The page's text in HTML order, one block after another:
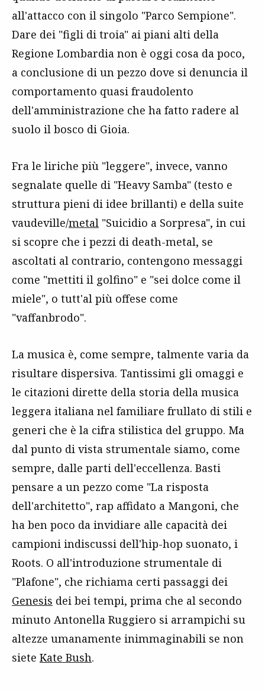
all'attacco con il singolo "Parco Sempione".
Dare dei "figli di troia" ai piani alti della
Regione Lombardia non è oggi cosa da poco,
a conclusione di un pezzo dove si denuncia il
comportamento quasi fraudolento
dell'amministrazione che ha fatto radere al
suolo il bosco di Gioia.
Fra le liriche più "leggere", invece, vanno
segnalate quelle di "Heavy Samba" (testo e
struttura pieni di idee brillanti) e della suite
vaudeville/metal "Suicidio a Sorpresa", in cui
si scopre che i pezzi di death-metal, se
ascoltati al contrario, contengono messaggi
come "mettiti il golfino" e "sei dolce come il
miele", o tutt'al più offese come
"vaffanbrodo".
La musica è, come sempre, talmente varia da
risultare dispersiva. Tantissimi gli omaggi e
le citazioni dirette della storia della musica
leggera italiana nel familiare frullato di stili e
generi che è la cifra stilistica del gruppo. Ma
dal punto di vista strumentale siamo, come
sempre, dalle parti dell'eccellenza. Basti
pensare a un pezzo come "La risposta
dell'architetto", rap affidato a Mangoni, che
ha ben poco da invidiare alle capacità dei
campioni indiscussi dell'hip-hop suonato, i
Roots. O all'introduzione strumentale di
"Plafone", che richiama certi passaggi dei
Genesis dei bei tempi, prima che al secondo
minuto Antonella Ruggiero si arrampichi su
altezze umanamente inimmaginabili se non
siete Kate Bush.